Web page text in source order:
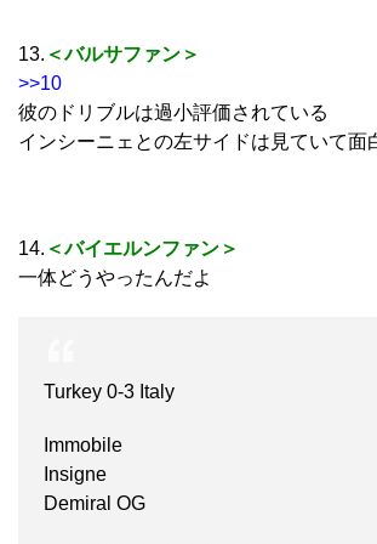
13. ＜バルサファン＞
>>10
彼のドリブルは過小評価されている
インシーニェとの左サイドは見ていて面
14. ＜バイエルンファン＞
一体どうやったんだよ
Turkey 0-3 Italy
Immobile
Insigne
Demiral OG